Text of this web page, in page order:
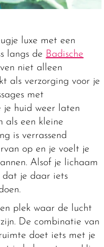
luxe met een
langs de Badische
niet alleen
als verzorging voor je
met
je huid weer laten
als een kleine
is verrassend
op en je voelt je
Alsof je lichaam
dat je daar iets
plek waar de lucht
De combinatie van
doet iets met je